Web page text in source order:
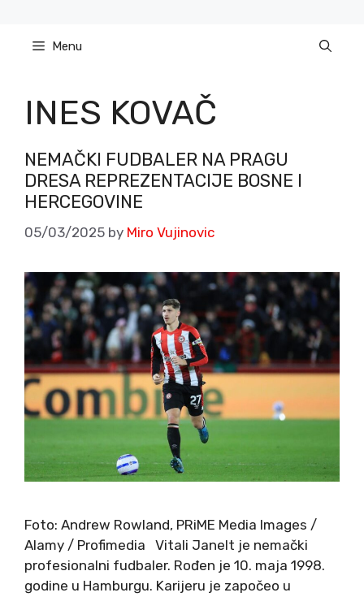
content Menu
INES KOVAČ
NEMAČKI FUDBALER NA PRAGU
DRESA REPREZENTACIJE BOSNE I
HERCEGOVINE
05/03/2025 by Miro Vujinovic
Foto: Andrew Rowland, PRiME Media Images /
Alamy / Profimedia Vitali Janelt je nemački
profesionalni fudbaler. Rođen je 10. maja 1998.
godine u Hamburgu. Karijeru je započeo u